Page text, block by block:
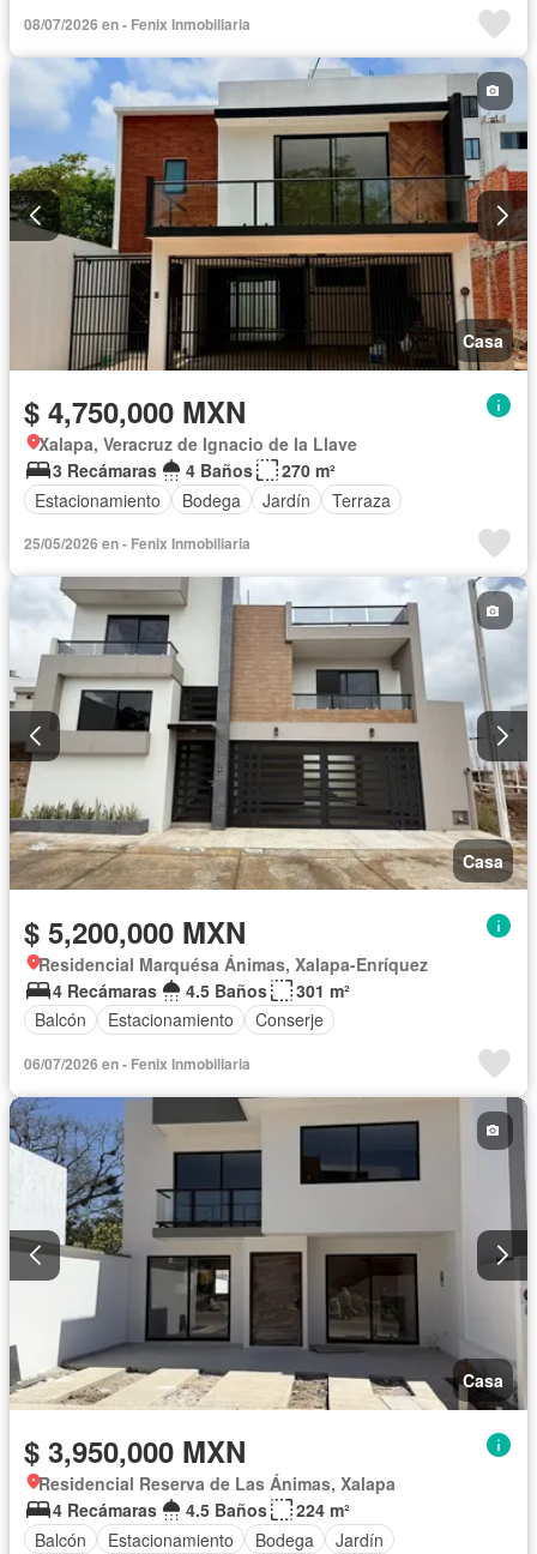
08/07/2026 en - Fenix Inmobiliaria
Casa
$ 4,750,000 MXN
Xalapa, Veracruz de Ignacio de la Llave
3 Recámaras
4 Baños
270 m²
Estacionamiento
Bodega Jardín Terraza
25/05/2026 en - Fenix Inmobiliaria
Casa
$ 5,200,000 MXN
Residencial Marquésa Ánimas, Xalapa-Enríquez
4 Recámaras
4.5 Baños
301 m²
Balcón
Estacionamiento Conserje
06/07/2026 en - Fenix Inmobiliaria
Casa
$ 3,950,000 MXN
Residencial Reserva de Las Ánimas, Xalapa
4 Recámaras
4.5 Baños
224 m²
Balcón
Estacionamiento Bodega Jardín